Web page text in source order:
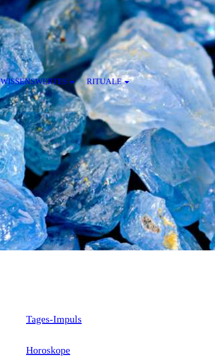
Tages-Impuls
Horoskope
WISSENSWERTES RITUALE